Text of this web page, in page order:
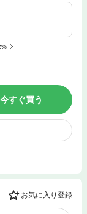
今すぐ買う
お気に入り登録